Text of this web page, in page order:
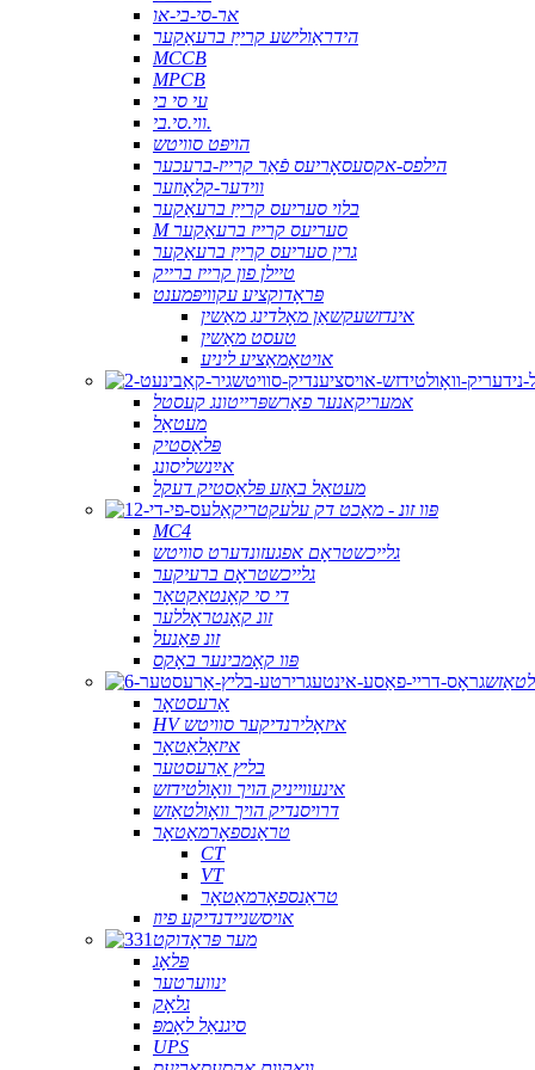
אר-סי-בי-או
הידראַולישע קרייַז ברעאַקער
MCCB
MPCB
עי סי בי
ווי.סי.בי.
הויפּט סוויטש
הילפס-אקסעסאָריעס פֿאַר קרייז-ברעכער
ווידער-קלאָוזער
בלוי סעריעס קרייַז ברעאַקער
M סעריעס קרייז ברעאַקער
גרין סעריעס קרייַז ברעאַקער
טיילן פון קרייז ברייק
פּראָדוקציע עקוויפּמענט
אינדזשעקשאַן מאָלדינג מאַשין
טעסט מאַשין
אויטאָמאַציע ליניע
אמעריקאנער פאַרשפּרייטונג קעסטל
מעטאַל
פּלאַסטיק
אײַנשליסונג
מעטאַל באַזע פּלאַסטיק דעקל
פּוו זונ - מאַכט דק עלעקטריקאַל
MC4
גלייכשטראָם אפגעזונדערט סוויטש
גלייכשטראָם ברעיקער
די סי קאָנטאַקטאָר
זונ קאָנטראָללער
זונ פּאַנעל
פּוו קאָמבינער באָקס
אַרעסטאָר
HV איזאָלירנדיקער סוויטש
איזאָלאַטאָר
בליץ אַרעסטער
אינעווייניק הויך וואָולטידזש
דרויסנדיק הויך וואָולטאַזש
טראַנספאָרמאַטאָר
CT
VT
טראַנספאָרמאַטאָר
אויסשניידנדיקע פיוז
מער פּראָדוקט
פּלאָג
ינווערטער
גלאָק
סיגנאַל לאָמפּ
UPS